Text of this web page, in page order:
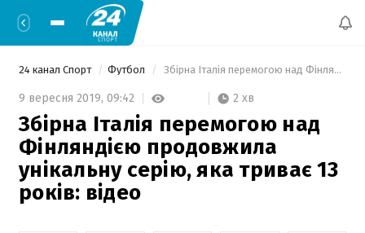
24 канал Спорт Футбол Збірна Італія перемогою над Фінляндією продовжила унікальну серію, яка триває 13 років: відео
9 вересня 2019, 09:42 2 хв
Збірна Італія перемогою над
Фінляндією продовжила
унікальну серію, яка триває 13
років: відео